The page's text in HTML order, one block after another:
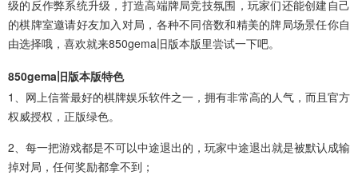
级的反作弊系统升级，打造高端牌局竞技氛围，玩家们还能创建自己
的棋牌室邀请好友加入对局，各种不同倍数和精美的牌局场景任你自
由选择哦，喜欢就来850gema旧版本版里尝试一下吧。
850gema旧版本版特色
1、网上信誉最好的棋牌娱乐软件之一，拥有非常高的人气，而且官方
权威授权，正版绿色。
2、每一把游戏都是不可以中途退出的，玩家中途退出就是被默认成输
掉对局，任何奖励都拿不到；